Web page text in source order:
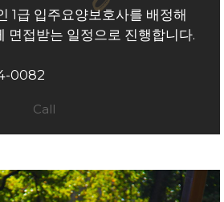
1급 입주요양보호사를 배정해
접받는 일정으로 진행합니다.
0082
Call